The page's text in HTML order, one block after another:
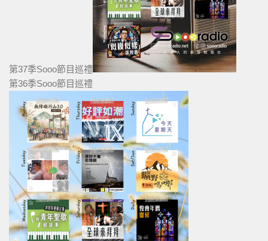
第37季Sooo節目巡禮
第36季Sooo節目巡禮